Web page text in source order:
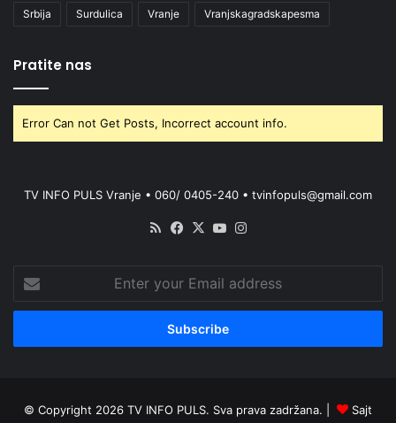
Srbija Surdulica Vranje Vranjskagradskapesma
Pratite nas
Error Can not Get Posts, Incorrect account info.
TV INFO PULS Vranje • 060/ 0405-240 • tvinfopuls@gmail.com
RSS Facebook
X YouTube
your
Email
© Copyright 2026 TV INFO PULS. Sva prava zadržana. | Sajt